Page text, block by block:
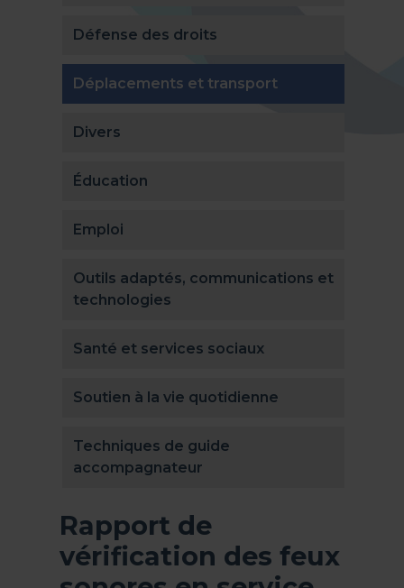
Défense des droits
Déplacements et transport
Divers
Éducation
Emploi
Outils adaptés, communications et
technologies
Santé et services sociaux
Soutien à la vie quotidienne
Techniques de guide
accompagnateur
Rapport de
vérification des feux